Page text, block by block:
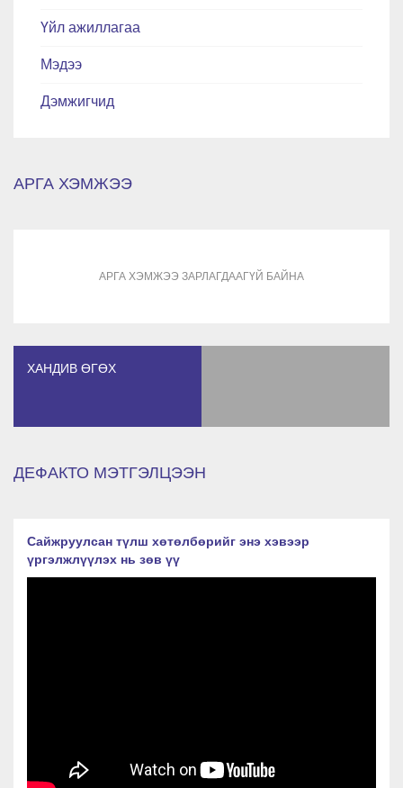
Үйл ажиллагаа
Мэдээ
Дэмжигчид
АРГА ХЭМЖЭЭ
АРГА ХЭМЖЭЭ ЗАРЛАГДААГҮЙ БАЙНА
ХАНДИВ ӨГӨХ
ДЕФАКТО МЭТГЭЛЦЭЭН
Сайжруулсан түлш хөтөлбөрийг энэ хэвээр
үргэлжлүүлэх нь зөв үү